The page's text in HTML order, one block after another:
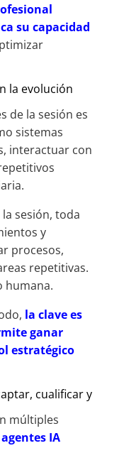
su capacidad
la evolución
de la sesión es
sistemas
interactuar con
sesión, toda
y
procesos,
repetitivas.
humana.
la clave es
ganar
estratégico
cualificar y
múltiples
IA